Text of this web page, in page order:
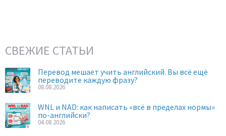
СВЕЖИЕ СТАТЬИ
Перевод мешает учить английский. Вы всё ещё
переводите каждую фразу?
08.08.2026
WNL и NAD: как написать «всё в пределах нормы»
по-английски?
04.08.2026